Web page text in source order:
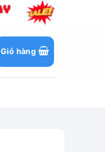
Giỏ hàng